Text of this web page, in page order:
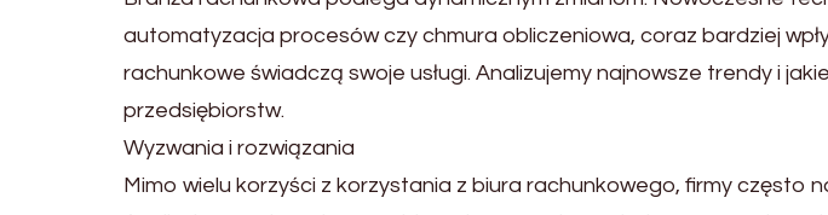
automatyzacja procesów czy chmura obliczeniowa, coraz bardziej
rachunkowe świadczą swoje usługi. Analizujemy najnowsze trendy i
przedsiębiorstw.
Wyzwania i rozwiązania
Mimo wielu korzyści z korzystania z biura rachunkowego, firmy często